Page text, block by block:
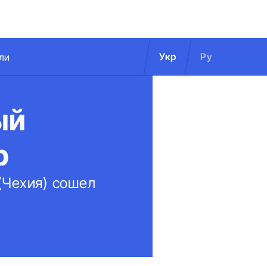
Укр Ру
сошел